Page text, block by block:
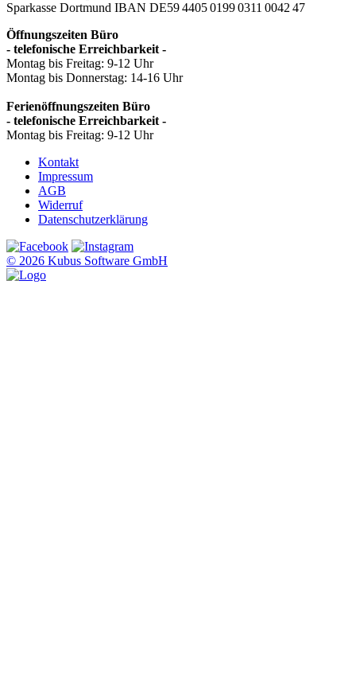
Sparkasse Dortmund IBAN DE59 4405 0199 0311 0042 47
Öffnungszeiten Büro
- telefonische Erreichbarkeit -
Montag bis Freitag: 9-12 Uhr
Montag bis Donnerstag: 14-16 Uhr
Ferienöffnungszeiten Büro
- telefonische Erreichbarkeit -
Montag bis Freitag: 9-12 Uhr
Kontakt
Impressum
AGB
Widerruf
Datenschutzerklärung
© 2026 Kubus Software GmbH